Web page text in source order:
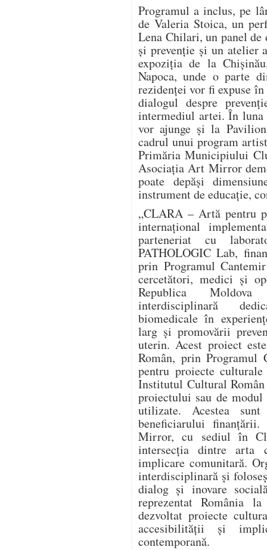
Programul a inclus, pe
de Valeria Stoica, un
Lena Chilari, un panel
și prevenție și un atelier
expoziția de la
Napoca, unde o parte
rezidenței vor fi expuse
dialogul despre
intermediul artei. În
vor ajunge și la
cadrul unui program
Primăria Municipiului
Asociația Art Mirror
poate depăși
instrument de educație,
„CLARA – Artă pentru
internațional
parteneriat cu
PATHOLOGIC Lab,
prin Programul
cercetători, medici și
Republica
interdisciplinară
biomedicale în
larg și promovării
uterin. Acest proiect
Român, prin Programul
pentru proiecte
Institutul Cultural
proiectului sau de
utilizate. Acestea
beneficiarului
Mirror, cu sediul în
intersecția dintre arta
implicare comunitară.
interdisciplinară și
dialog și inovare
reprezentat România
dezvoltat proiecte
accesibilității și
contemporană.